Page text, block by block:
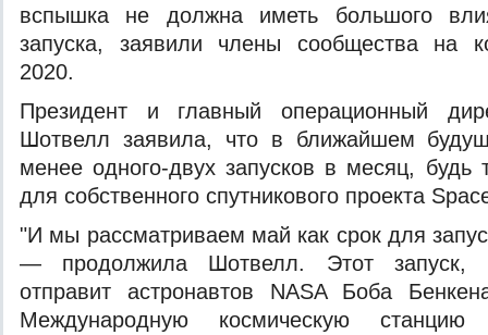
вспышка не должна иметь большого
запуска, заявили члены сообщества на
2020.
Президент и главный операционный
Шотвелл заявила, что в ближайшем
менее одного-двух запусков в месяц, будь
для собственного спутникового проекта
"И мы рассматриваем май как срок для
— продолжила Шотвелл. Этот запуск,
отправит астронавтов NASA Боба
Международную космическую